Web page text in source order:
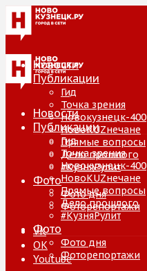
Новости
Публикации
Гид
Точка зрения
Новокузнецк-400
НовоKUZнечане
Прямые вопросы
Дело прошлого
#КузняРулит
Фото
Фото дня
Фоторепортажи
VK
ОК
Youtube
Новости
Публикации
Гид
Точка зрения
Новокузнецк-400
НовоKUZнечане
Прямые вопросы
Дело прошлого
#КузняРулит
Фото
Фото дня
Фоторепортажи